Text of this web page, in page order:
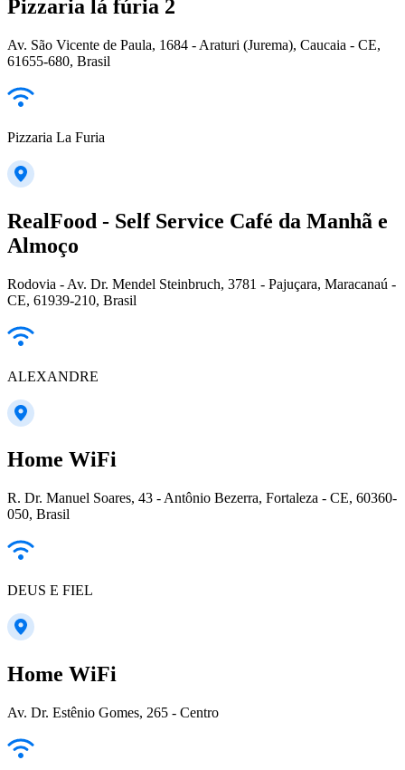
Pizzaria lá fúria 2
Av. São Vicente de Paula, 1684 - Araturi (Jurema), Caucaia - CE,
61655-680, Brasil
Pizzaria La Furia
RealFood - Self Service Café da Manhã e
Almoço
Rodovia - Av. Dr. Mendel Steinbruch, 3781 - Pajuçara, Maracanaú -
CE, 61939-210, Brasil
ALEXANDRE
Home WiFi
R. Dr. Manuel Soares, 43 - Antônio Bezerra, Fortaleza - CE, 60360-
050, Brasil
DEUS E FIEL
Home WiFi
Av. Dr. Estênio Gomes, 265 - Centro